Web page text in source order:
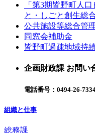
「第3期皆野町人
と・しごと創生総
公共施設等総合管
同窓会補助金
皆野町過疎地域持
企画財政課 お問い
電話番号： 0494-26-
組織と仕事
総務課